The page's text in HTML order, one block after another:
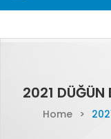
2021 DÜĞÜN
Home >